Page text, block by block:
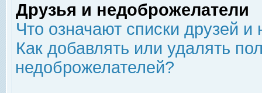
Друзья и недоброжелатели
Что означают списки друзей
Как добавлять или удалять
недоброжелателей?